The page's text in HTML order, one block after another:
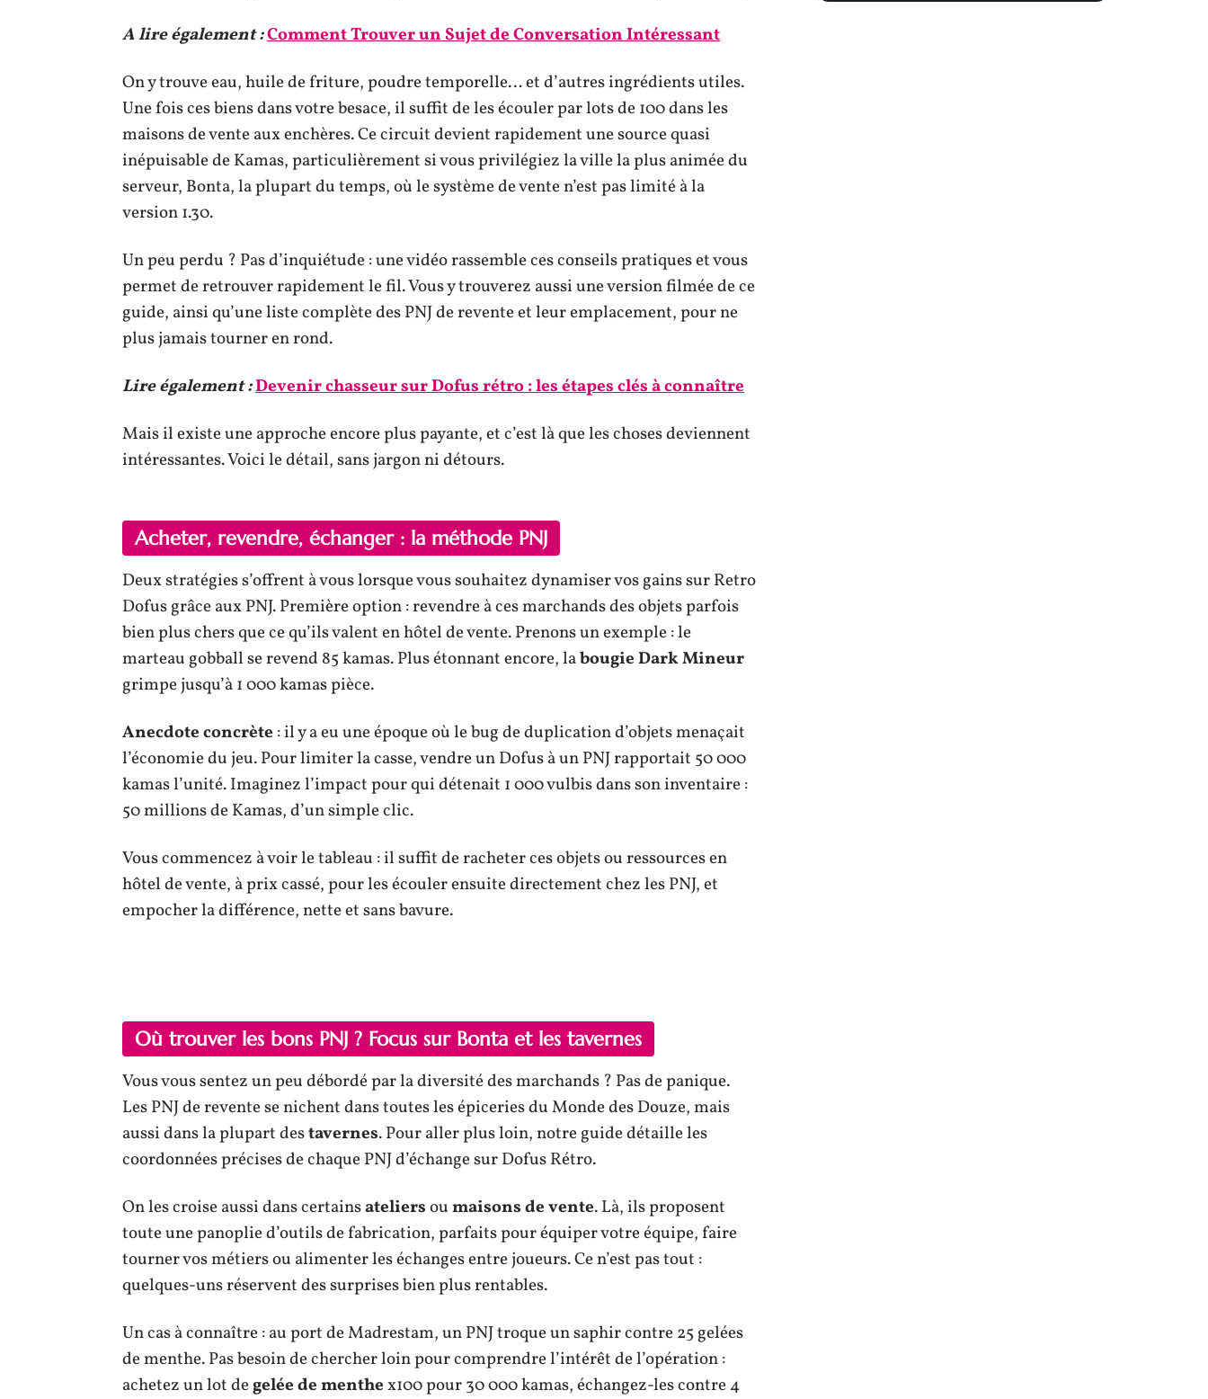
A lire également :Comment Trouver un Sujet de Conversation Intéressant
On y trouve eau, huile de friture, poudre temporelle… et d’autres ingrédients utiles.
Une fois ces biens dans votre besace, il suffit de les écouler par lots de 100 dans les
maisons de vente aux enchères. Ce circuit devient rapidement une source quasi
inépuisable de Kamas, particulièrement si vous privilégiez la ville la plus animée du
serveur, Bonta, la plupart du temps, où le système de vente n’est pas limité à la
version 1.30.
Un peu perdu ? Pas d’inquiétude : une vidéo rassemble ces conseils pratiques et vous
permet de retrouver rapidement le fil. Vous y trouverez aussi une version filmée de ce
guide, ainsi qu’une liste complète des PNJ de revente et leur emplacement, pour ne
plus jamais tourner en rond.
Lire également :Devenir chasseur sur Dofus rétro : les étapes clés à connaître
Mais il existe une approche encore plus payante, et c’est là que les choses deviennent
intéressantes. Voici le détail, sans jargon ni détours.
Acheter, revendre, échanger : la méthode PNJ
Deux stratégies s’offrent à vous lorsque vous souhaitez dynamiser vos gains sur Retro
Dofus grâce aux PNJ. Première option : revendre à ces marchands des objets parfois
bien plus chers que ce qu’ils valent en hôtel de vente. Prenons un exemple : le
marteau gobball se revend 85 kamas. Plus étonnant encore, labougie Dark Mineur
grimpe jusqu’à 1 000 kamas pièce.
Anecdote concrète : il y a eu une époque où le bug de duplication d’objets menaçait
l’économie du jeu. Pour limiter la casse, vendre un Dofus à un PNJ rapportait 50 000
kamas l’unité. Imaginez l’impact pour qui détenait 1 000 vulbis dans son inventaire :
50 millions de Kamas, d’un simple clic.
Vous commencez à voir le tableau : il suffit de racheter ces objets ou ressources en
hôtel de vente, à prix cassé, pour les écouler ensuite directement chez les PNJ, et
empocher la différence, nette et sans bavure.
Où trouver les bons PNJ ? Focus sur Bonta et les tavernes
Vous vous sentez un peu débordé par la diversité des marchands ? Pas de panique.
Les PNJ de revente se nichent dans toutes les épiceries du Monde des Douze, mais
aussi dans la plupart destavernes. Pour aller plus loin, notre guide détaille les
coordonnées précises de chaque PNJ d’échange sur Dofus Rétro.
On les croise aussi dans certainsateliersoumaisons de vente. Là, ils proposent
toute une panoplie d’outils de fabrication, parfaits pour équiper votre équipe, faire
tourner vos métiers ou alimenter les échanges entre joueurs. Ce n’est pas tout :
quelques-uns réservent des surprises bien plus rentables.
Un cas à connaître : au port de Madrestam, un PNJ troque un saphir contre 25 gelées
de menthe. Pas besoin de chercher loin pour comprendre l’intérêt de l’opération :
achetez un lot degelée de menthex100 pour 30 000 kamas, échangez-les contre 4